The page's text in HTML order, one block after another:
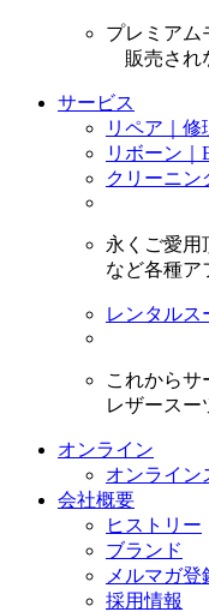
プレミアム
販売され
サービス
リペア｜修
リボーン
クリーニン
永くご愛用
など各種ア
レンタルス
これからサ
レザースー
オンライン
オンライン
会社概要
ヒストリー
ブランド
メルマガ登
採用情報